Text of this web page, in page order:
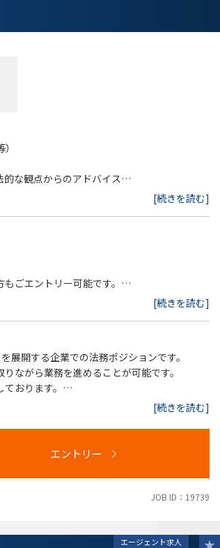
セル直属であり、
に、投資先の規模・業務内容・体制整備状況
の今後の成長に関与・貢献することができま
な観点からのアドバイス
[続きを読む]
ごエントリー可能です。
法など）、競争法（独占禁止法など）に関す
[続きを読む]
展開する企業での法務ポジションです。
ながら業務を進めることが可能です。
おります。
[続きを読む]
エントリー
JOB ID：19739
エージェント求人